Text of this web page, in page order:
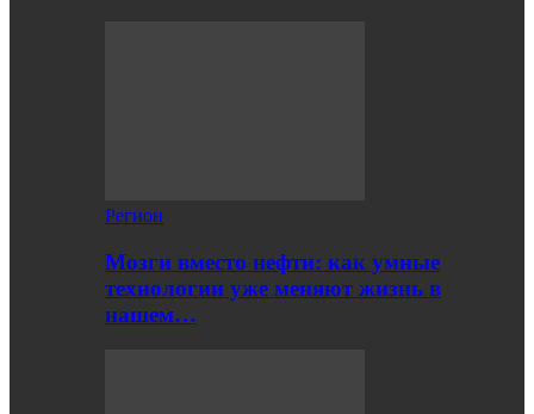
Регион
Мозги вместо нефти: как умные
технологии уже меняют жизнь в
нашем…